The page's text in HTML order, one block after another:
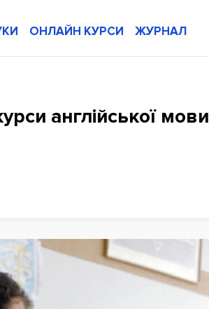
ОНЛАЙН КУРСИ ЖУРНАЛ
англійської мови